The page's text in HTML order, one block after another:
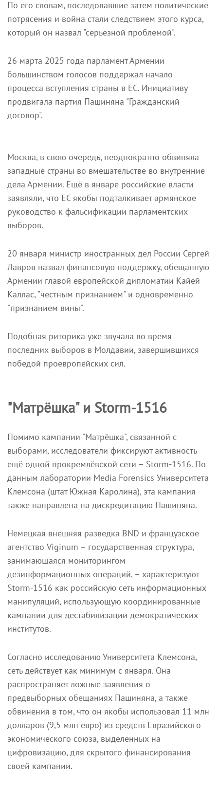
По его словам, последовавшие затем политические
потрясения и война стали следствием этого курса,
который он назвал "серьёзной проблемой".
26 марта 2025 года парламент Армении
большинством голосов поддержал начало
процесса вступления страны в ЕС. Инициативу
продвигала партия Пашиняна "Гражданский
договор".
Москва, в свою очередь, неоднократно обвиняла
западные страны во вмешательстве во внутренние
дела Армении. Ещё в январе российские власти
заявляли, что ЕС якобы подталкивает армянское
руководство к фальсификации парламентских
выборов.
20 января министр иностранных дел России Сергей
Лавров назвал финансовую поддержку, обещанную
Армении главой европейской дипломатии Кайей
Каллас, "честным признанием" и одновременно
"признанием вины".
Подобная риторика уже звучала во время
последних выборов в Молдавии, завершившихся
победой проевропейских сил.
"Матрёшка" и Storm-1516
Помимо кампании "Матрёшка", связанной с
выборами, исследователи фиксируют активность
ещё одной прокремлёвской сети – Storm-1516. По
данным лаборатории Media Forensics Университета
Клемсона (штат Южная Каролина), эта кампания
также направлена на дискредитацию Пашиняна.
Немецкая внешняя разведка BND и французское
агентство Viginum – государственная структура,
занимающаяся мониторингом
дезинформационных операций, – характеризуют
Storm-1516 как российскую сеть информационных
манипуляций, использующую координированные
кампании для дестабилизации демократических
институтов.
Согласно исследованию Университета Клемсона,
сеть действует как минимум с января. Она
распространяет ложные заявления о
предвыборных обещаниях Пашиняна, а также
обвинения в том, что он якобы использовал 11 млн
долларов (9,5 млн евро) из средств Евразийского
экономического союза, выделенных на
цифровизацию, для скрытого финансирования
своей кампании.